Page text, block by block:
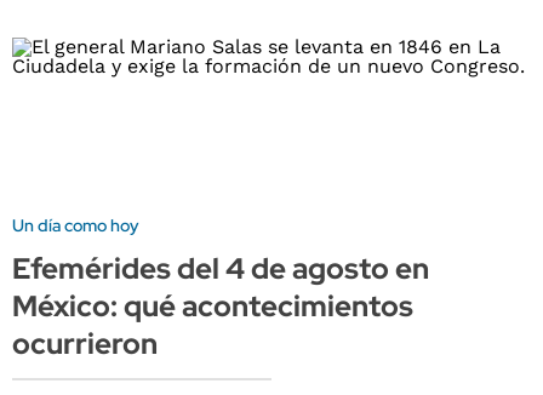
Un día como hoy
Efemérides del 4 de agosto en
México: qué acontecimientos
ocurrieron